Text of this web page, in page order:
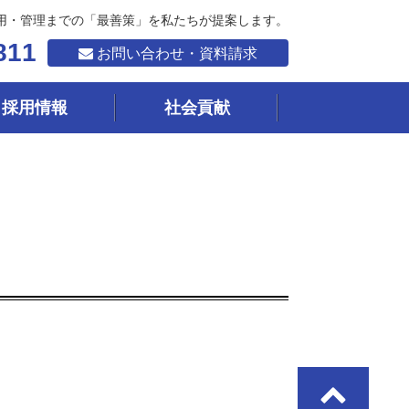
管理までの「最善策」を私たちが提案します。
お問い合わせ・資料請求
採用情報 社会貢献